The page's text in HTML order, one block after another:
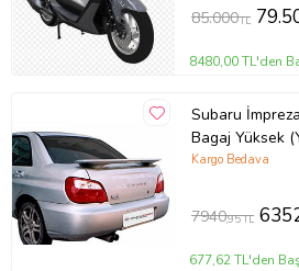
Siparişleriniz darbe emici özel
görmeyecek şekilde paketlenerek
Müşteri memnuniyeti garantisiyle.
85.000TL
8480,00 TL'den
Subaru
Bagaj Yüksek
Kargo Bedava
7940,95 TL
677,62 TL'den